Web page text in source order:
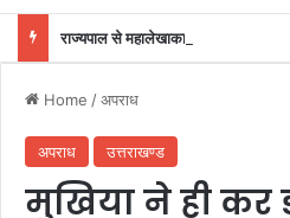
राज्यपाल से महालेखाकार, लेखापरीक्षा
Home /अपराध
अपराध उत्तराखण्ड
मुखिया ने ही कर